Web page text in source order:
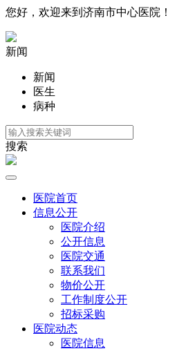
您好，欢迎来到济南市中心医院！
新闻
新闻
医生
病种
搜索
医院首页
信息公开
医院介绍
公开信息
医院交通
联系我们
物价公开
工作制度公开
招标采购
医院动态
医院信息